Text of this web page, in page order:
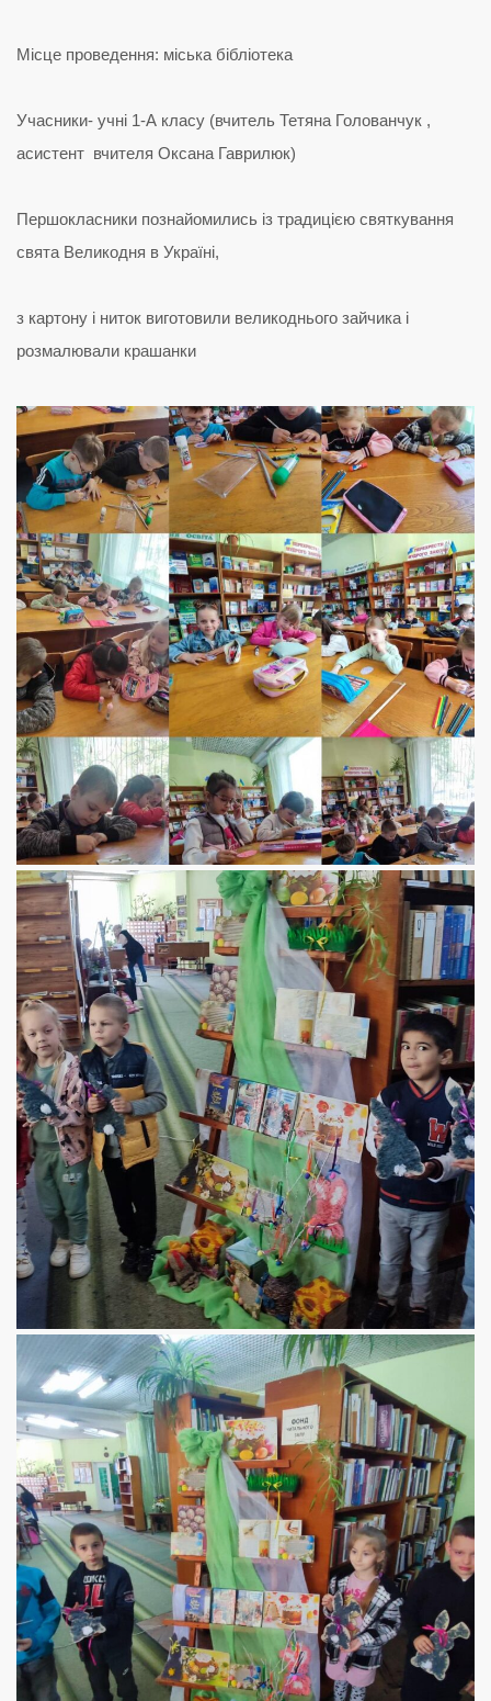
Місце проведення: міська бібліотека
Учасники- учні 1-А класу (вчитель Тетяна Голованчук ,
асистент вчителя Оксана Гаврилюк)
Першокласники познайомились із традицією святкування
свята Великодня в Україні,
з картону і ниток виготовили великоднього зайчика і
розмалювали крашанки